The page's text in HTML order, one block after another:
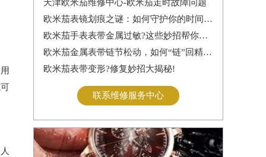
天津欧米茄维修中心-欧米茄走时故障问题
欧米茄表镜划痕之谜：如何守护你的时间印记
欧米茄手表表带金属过敏?这些妙招帮你轻松解决
欧米茄金属表带链节松动，如何“链”回精致时光?
欧米茄表带变形?修复妙招大揭秘!
联系维修服务中心